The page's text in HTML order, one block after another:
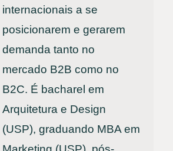
internacionais a se
posicionarem e gerarem
demanda tanto no
mercado B2B como no
B2C. É bacharel em
Arquitetura e Design
(USP), graduando MBA em